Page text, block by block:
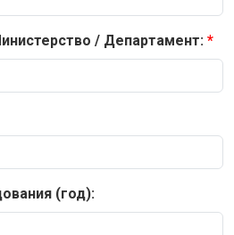
/ Департамент:
(год):